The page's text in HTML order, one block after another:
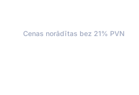
Cenas norādītas bez 21% PVN